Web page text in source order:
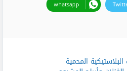
whatsapp
المحمية